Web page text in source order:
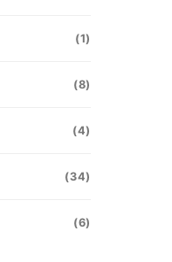
(1)
(8)
(4)
(34)
(6)